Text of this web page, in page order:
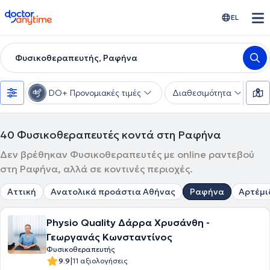
doctoranytime EL
Φυσικοθεραπευτής, Ραφήνα
DO+ Προνομιακές τιμές Διαθεσιμότητα
40 Φυσικοθεραπευτές κοντά στη Ραφήνα
Δεν βρέθηκαν Φυσικοθεραπευτές με online ραντεβού
στη Ραφήνα, αλλά σε κοντινές περιοχές.
Αττική Ανατολικά προάστια Αθήνας Ραφήνα
Physio Quality Δάρρα Χρυσάνθη -
Γεωργανάς Κωνσταντίνος
Φυσικοθεραπευτής
9.9|11 αξιολογήσεις